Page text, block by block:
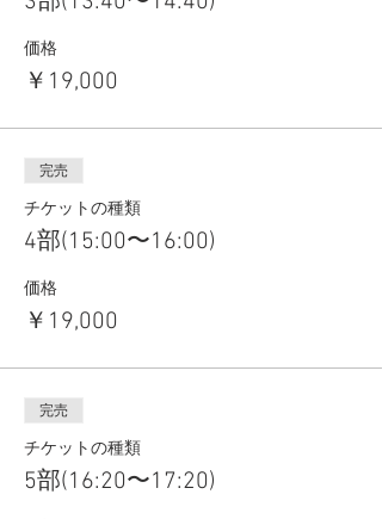
価格
￥19,000
完売
チケットの種類
4部(15:00〜16:00)
価格
￥19,000
完売
チケットの種類
5部(16:20〜17:20)